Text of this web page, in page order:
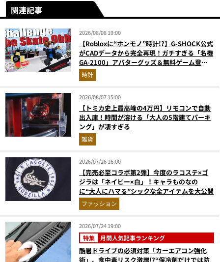
関連記事
2026/08/08 19:00
【Robloxに“ホンモノ”時計!?】G-SHOCK公式
がCADデータから完全再現！ガチすぎる「名機
GA-2100」アバターグッズ＆無料ゲーム登場
が見逃せない
時計
2026/08/07 15:00
【トミカ史上最高峰の4万円】リモコンで自動
出入庫！時間が溶ける「大人の5階建てパーキ
ング」が凄すぎる
雑貨
2026/07/26 16:00
【完売必至コラボ第2弾】今度のラコステ×ゴ
ジラは「ネイビー×白」！キャラものなの
に“大人にハマる”シックな全アイテムを大公開
ファッション
2026/07/24 19:00
特集 月間人気記事ランキング
酷暑ドライブの必須対策「カーエアコン強化
術」、食中毒リスク激増!?“保冷剤だけでは防